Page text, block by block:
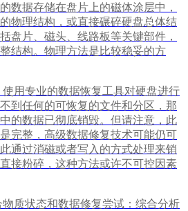
数据存储在盘片上的磁体涂层中，
物理结构，或直接碾碎硬盘总体结
盘片、磁头、线路板等关键部件，
结构。物理方法是比较稳妥的方
用专业的数据恢复工具对硬盘进行
到任何的可恢复的文件和分区，那
的数据已彻底销毁。但请注意，此
完整，高级数据修复技术可能仍可
通过消磁或者写入的方式处理来销
接粉碎，这种方法或许不可控因素
质状态和数据修复尝试：综合分析